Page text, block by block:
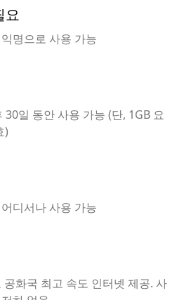
요
명으로 사용 가능
30일 동안 사용 가능 (단, 1GB 요
)
디서나 사용 가능
화국 최고 속도 인터넷 제공. 사